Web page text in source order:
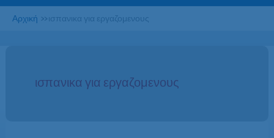
Αρχική »ισπανικα για εργαζομενους
ισπανικα για εργαζομενους